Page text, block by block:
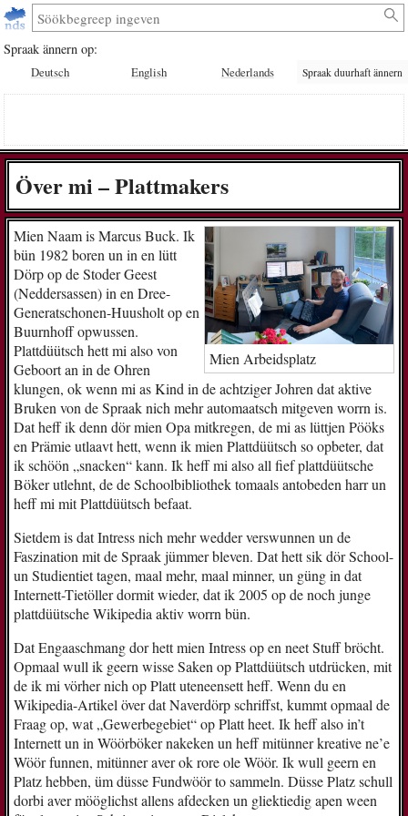
Spraak ännern op:
Deutsch English Nederlands Spraak duurhaft ännern
Över mi – Plattmakers
Mien Arbeidsplatz
Mien Naam is Marcus Buck. Ik
bün 1982 boren un in en lütt
Dörp op de Stoder Geest
(Neddersassen) in en Dree-
Generatschonen-Huusholt op en
Buurnhoff opwussen.
Plattdüütsch hett mi also von
Geboort an in de Ohren
klungen, ok wenn mi as Kind in de achtziger Johren dat aktive
Bruken von de Spraak nich mehr automaatsch mitgeven worrn is.
Dat heff ik denn dör mien Opa mitkregen, de mi as lüttjen Pööks
en Prämie utlaavt hett, wenn ik mien Plattdüütsch so opbeter, dat
ik schöön „snacken“ kann. Ik heff mi also all fief plattdüütsche
Böker utlehnt, de de Schoolbibliothek tomaals antobeden harr un
heff mi mit Plattdüütsch befaat.
Sietdem is dat Intress nich mehr wedder verswunnen un de
Faszination mit de Spraak jümmer bleven. Dat hett sik dör School-
un Studientiet tagen, maal mehr, maal minner, un güng in dat
Internett-Tietöller dormit wieder, dat ik 2005 op de noch junge
plattdüütsche Wikipedia aktiv worrn bün.
Dat Engaaschmang dor hett mien Intress op en neet Stuff bröcht.
Opmaal wull ik geern wisse Saken op Plattdüütsch utdrücken, mit
de ik mi vörher nich op Platt uteneensett heff. Wenn du en
Wikipedia-Artikel över dat Naverdörp schriffst, kummt opmaal de
Fraag op, wat „Gewerbegebiet“ op Platt heet. Ik heff also in’t
Internett un in Wöörböker nakeken un heff mitünner kreative ne’e
Wöör funnen, mitünner aver ok rore ole Wöör. Ik wull geern en
Platz hebben, üm düsse Fundwöör to sammeln. Düsse Platz schull
dorbi aver mööglichst allens afdecken un gliektiedig apen ween